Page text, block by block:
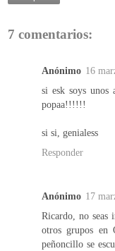
7 comentarios:
Anónimo 16
si esk soys
popaa!!!!!!
si si, genialess
Responder
Anónimo 17
Ricardo, no seas
otros grupos
peñoncillo se